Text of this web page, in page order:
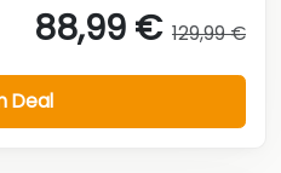
88,99 € 129,99 €
Deal